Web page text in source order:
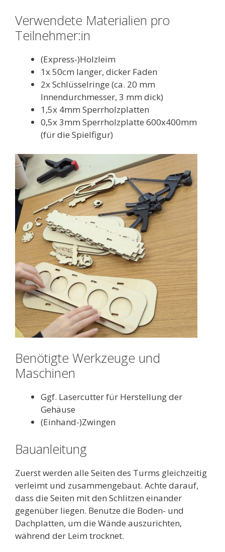
Verwendete Materialien pro
Teilnehmer:in
(Express-)Holzleim
1x 50cm langer, dicker Faden
2x Schlüsselringe (ca. 20 mm
Innendurchmesser, 3 mm dick)
1,5x 4mm Sperrholzplatten
0,5x 3mm Sperrholzplatte 600x400mm
(für die Spielfigur)
Benötigte Werkzeuge und
Maschinen
Ggf. Lasercutter für Herstellung der
Gehäuse
(Einhand-)Zwingen
Bauanleitung
Zuerst werden alle Seiten des Turms gleichzeitig
verleimt und zusammengebaut. Achte darauf,
dass die Seiten mit den Schlitzen einander
gegenüber liegen. Benutze die Boden- und
Dachplatten, um die Wände auszurichten,
während der Leim trocknet.